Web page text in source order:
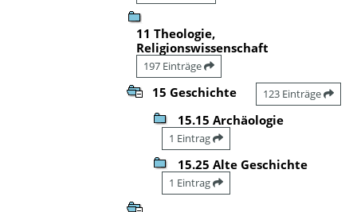
11 Theologie,
Religionswissenschaft
197 Einträge
15 Geschichte 123 Einträge
15.15 Archäologie
1 Eintrag
15.25 Alte Geschichte
1 Eintrag